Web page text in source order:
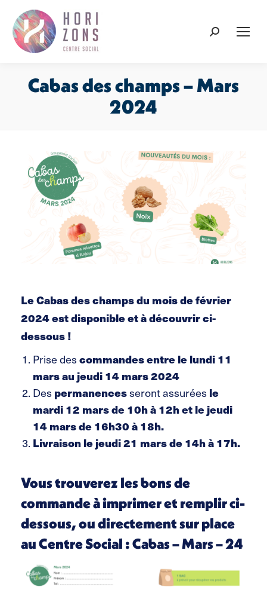
Recherche
Cabas des champs – Mars
2024
Le Cabas des champs du mois de février
2024 est disponible et à découvrir ci-
dessous !
Prise descommandes entre lelundi 11
mars au jeudi 14 mars 2024
Des permanencesseront assurées le
mardi 12 mars de 10h à 12h et le jeudi
14 mars de 16h30 à 18h.
Livraison lejeudi 21 mars de 14h à 17h.
Vous trouverez les bons de
commande à imprimer et remplir ci-
dessous, ou directement sur place
au Centre Social :Cabas – Mars – 24